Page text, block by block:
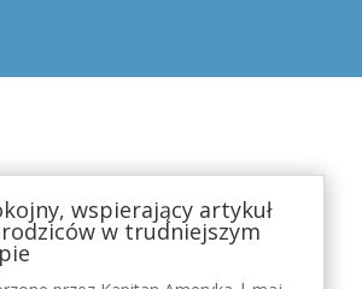
wspierający artykuł
w trudniejszym